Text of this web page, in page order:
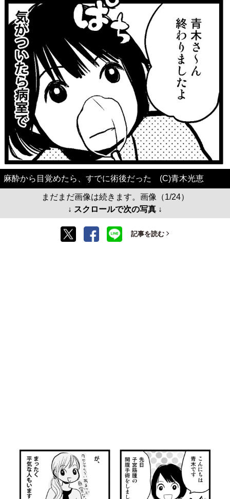
麻酔から目覚めたら、すでに術後だった (C)青木光恵
まだまだ画像は続きます。画像（1/24）
↓ スクロールで次の写真 ↓
記事を読む